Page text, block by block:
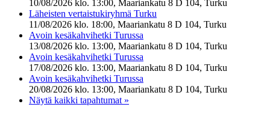
10/08/2026 klo. 13:00, Maariankatu 8 D 104, Turku
Läheisten vertaistukiryhmä Turku
11/08/2026 klo. 18:00, Maariankatu 8 D 104, Turku
Avoin kesäkahvihetki Turussa
13/08/2026 klo. 13:00, Maariankatu 8 D 104, Turku
Avoin kesäkahvihetki Turussa
17/08/2026 klo. 13:00, Maariankatu 8 D 104, Turku
Avoin kesäkahvihetki Turussa
20/08/2026 klo. 13:00, Maariankatu 8 D 104, Turku
Näytä kaikki tapahtumat »